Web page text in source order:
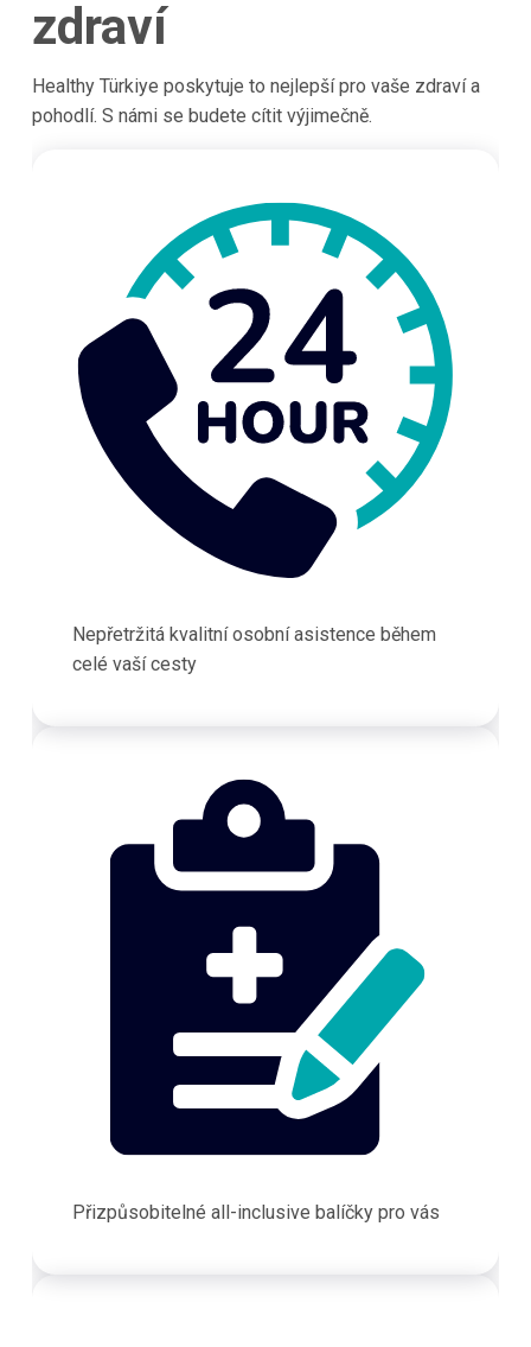
zdraví
Healthy Türkiye poskytuje to nejlepší pro vaše zdraví a
pohodlí. S námi se budete cítit výjimečně.
Nepřetržitá kvalitní osobní asistence během
celé vaší cesty
Přizpůsobitelné all-inclusive balíčky pro vás